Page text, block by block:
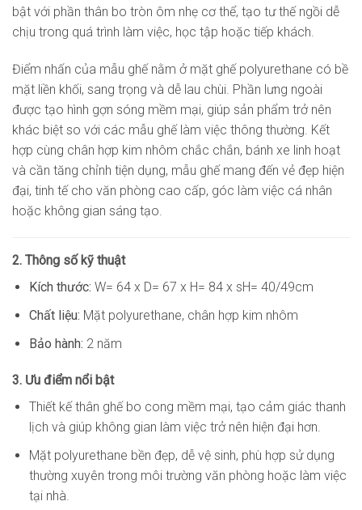
bật với phần thân bo tròn ôm nhẹ cơ thể, tạo tư thế ngồi dễ
chịu trong quá trình làm việc, học tập hoặc tiếp khách.
Điểm nhấn của mẫu ghế nằm ở mặt ghế polyurethane có bề
mặt liền khối, sang trọng và dễ lau chùi. Phần lưng ngoài
được tạo hình gợn sóng mềm mại, giúp sản phẩm trở nên
khác biệt so với các mẫu ghế làm việc thông thường. Kết
hợp cùng chân hợp kim nhôm chắc chắn, bánh xe linh hoạt
và cần tăng chỉnh tiện dụng, mẫu ghế mang đến vẻ đẹp hiện
đại, tinh tế cho văn phòng cao cấp, góc làm việc cá nhân
hoặc không gian sáng tạo.
2. Thông số kỹ thuật
Kích thước: W= 64 x D= 67 x H= 84 x sH= 40/49cm
Chất liệu: Mặt polyurethane, chân hợp kim nhôm
Bảo hành: 2 năm
3. Ưu điểm nổi bật
Thiết kế thân ghế bo cong mềm mại, tạo cảm giác thanh
lịch và giúp không gian làm việc trở nên hiện đại hơn.
Mặt polyurethane bền đẹp, dễ vệ sinh, phù hợp sử dụng
thường xuyên trong môi trường văn phòng hoặc làm việc
tại nhà.